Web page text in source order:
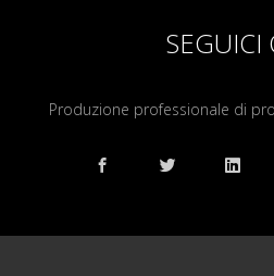
SEGUICI
Produzione professionale di